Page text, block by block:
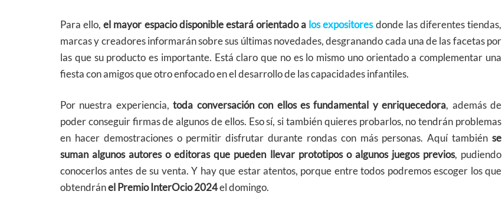
Para ello,el mayor espacio disponible estará orientado a los expositoresdonde las diferentes tiendas,
marcas y creadores informarán sobre sus últimas novedades, desgranando cada una de las facetas por
las que su producto es importante. Está claro que no es lo mismo uno orientado a complementar una
fiesta con amigos que otro enfocado en el desarrollo de las capacidades infantiles.
Por nuestra experiencia,toda conversación con ellos es fundamental y enriquecedora, además de
poder conseguir firmas de algunos de ellos. Eso sí, si también quieres probarlos, no tendrán problemas
en hacer demostraciones o permitir disfrutar durante rondas con más personas. Aquí también se
suman algunos autores o editoras que pueden llevar prototipos o algunos juegos previos, pudiendo
conocerlos antes de su venta. Y hay que estar atentos, porque entre todos podremos escoger los que
obtendránel Premio InterOcio 2024el domingo.